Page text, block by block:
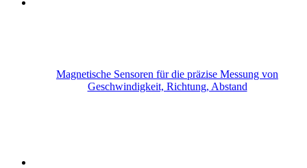
Magnetische Sensoren für die präzise Messung von
Geschwindigkeit, Richtung, Abstand